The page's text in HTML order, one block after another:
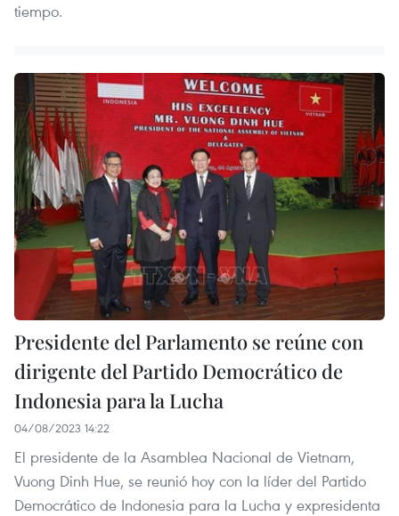
tiempo.
Presidente del Parlamento se reúne con
dirigente del Partido Democrático de
Indonesia para la Lucha
04/08/2023 14:22
El presidente de la Asamblea Nacional de Vietnam,
Vuong Dinh Hue, se reunió hoy con la líder del Partido
Democrático de Indonesia para la Lucha y expresidenta